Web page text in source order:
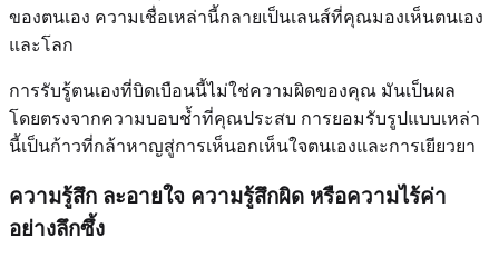
ของตนเอง ความเชื่อเหล่านี้กลายเป็นเลนส์ที่คุณมองเห็นตนเอง
และโลก
การรับรู้ตนเองที่บิดเบือนนี้ไม่ใช่ความผิดของคุณ มันเป็นผล
โดยตรงจากความบอบช้ำที่คุณประสบ การยอมรับรูปแบบเหล่า
นี้เป็นก้าวที่กล้าหาญสู่การเห็นอกเห็นใจตนเองและการเยียวยา
ความรู้สึก ละอายใจ ความรู้สึกผิด หรือความไร้ค่า
อย่างลึกซึ้ง